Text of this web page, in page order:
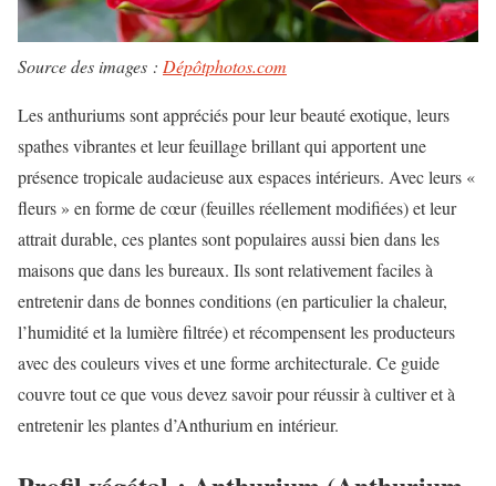
Source des images : Dépôtphotos.com
Les anthuriums sont appréciés pour leur beauté exotique, leurs
spathes vibrantes et leur feuillage brillant qui apportent une
présence tropicale audacieuse aux espaces intérieurs. Avec leurs «
fleurs » en forme de cœur (feuilles réellement modifiées) et leur
attrait durable, ces plantes sont populaires aussi bien dans les
maisons que dans les bureaux. Ils sont relativement faciles à
entretenir dans de bonnes conditions (en particulier la chaleur,
l’humidité et la lumière filtrée) et récompensent les producteurs
avec des couleurs vives et une forme architecturale. Ce guide
couvre tout ce que vous devez savoir pour réussir à cultiver et à
entretenir les plantes d’Anthurium en intérieur.